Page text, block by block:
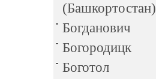
(Башкортостан)
Богданович
Богородицк
Боготол